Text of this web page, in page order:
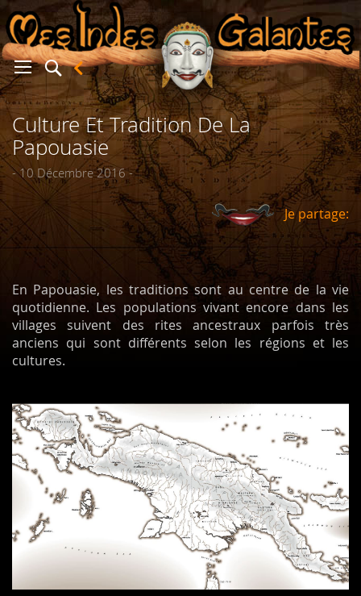
Culture Et Tradition De La
Papouasie
- 10 Décembre 2016 -
Je partage:
En Papouasie, les traditions sont au centre de la vie
quotidienne. Les populations vivant encore dans les
villages suivent des rites ancestraux parfois très
anciens qui sont différents selon les régions et les
cultures.